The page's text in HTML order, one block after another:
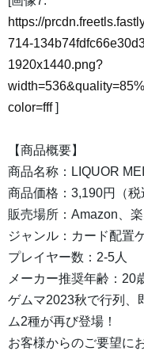
https://
714-
1920x1440.png?
color=fff]
【商品概要】
商品名称：LIQUOR
商品価格：3,190円（税
販売場所：Amazon、
ジャンル：カード配置
プレイヤー数：2-5人
メーカー推奨年齢：20
ゲムマ2023秋で行列、
ム2種が再び登場！
お客様からのご要望に